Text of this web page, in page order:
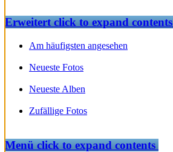
Erweitertclick to expand contents
Am häufigsten angesehen
Neueste Fotos
Neueste Alben
Zufällige Fotos
Menüclick to expand contents